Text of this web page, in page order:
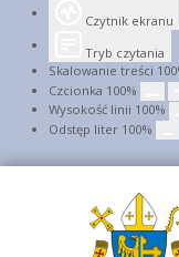
Czytnik ekranu
Tryb czytania
Skalowanie treści 100
Czcionka 100%
Wysokość linii 100%
Odstęp liter 100%